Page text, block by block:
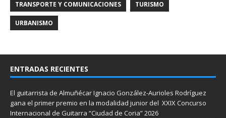
TRANSPORTE Y COMUNICACIONES TURISMO
URBANISMO
ENTRADAS RECIENTES
El guitarrista de Almuñécar Ignacio González-Aurioles Rodríguez
gana el primer premio en la modalidad junior del XXIX Concurso
Internacional de Guitarra “Ciudad de Coria” 2026